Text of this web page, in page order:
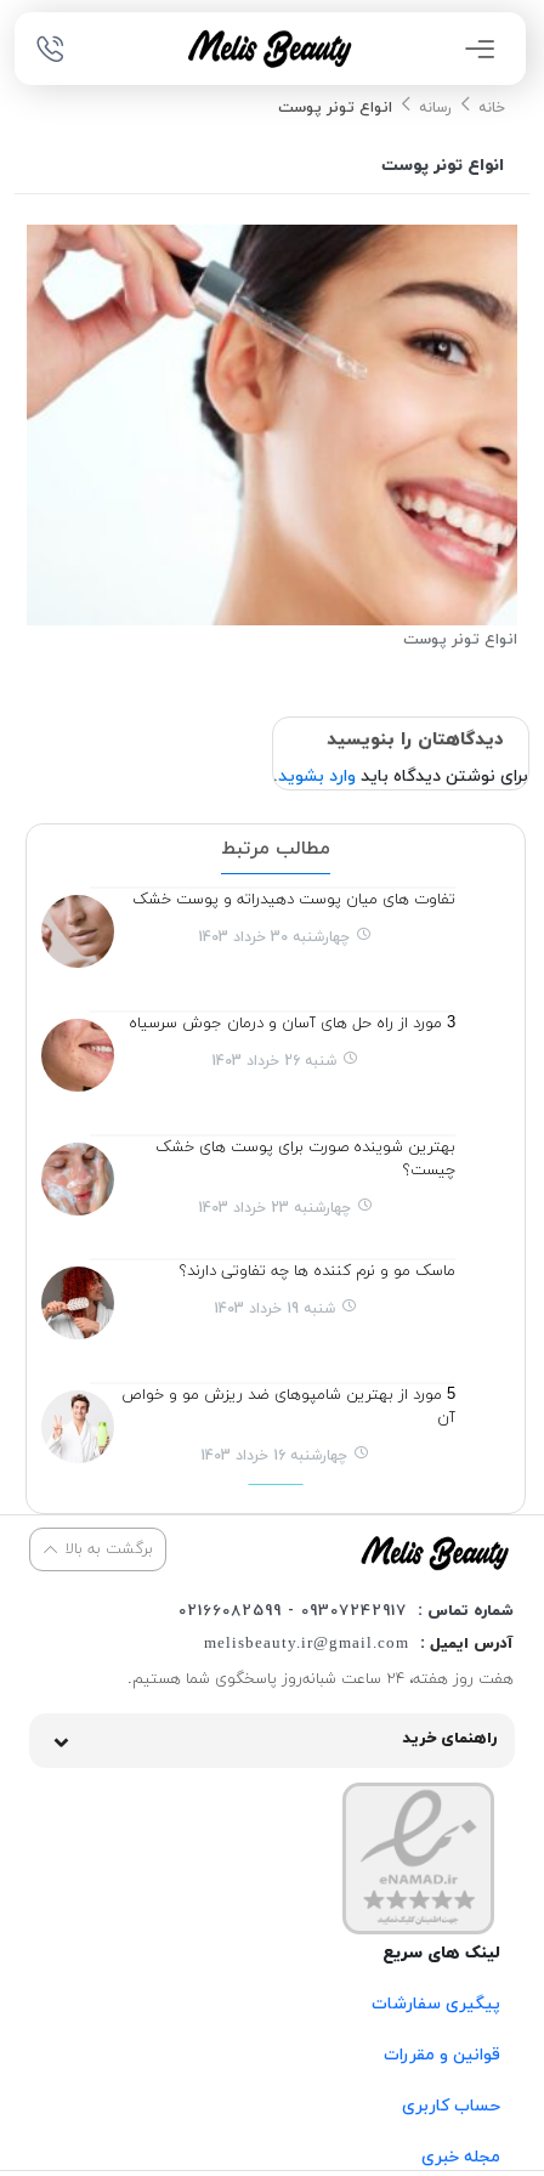
خانه رسانه انواع تونر پوست
انواع تونر پوست
انواع تونر پوست
دیدگاهتان را بنویسید
برای نوشتن دیدگاه باید وارد بشوید.
مطالب مرتبط
تفاوت های میان پوست دهیدراته و پوست خشک
چهارشنبه 30 خرداد 1403
3 مورد از راه حل های آسان و درمان جوش سرسیاه
شنبه 26 خرداد 1403
بهترین شوینده صورت برای پوست های خشک
چیست؟
چهارشنبه 23 خرداد 1403
ماسک مو و نرم کننده ها چه تفاوتی دارند؟
شنبه 19 خرداد 1403
5 مورد از بهترین شامپوهای ضد ریزش مو و خواص
آن
چهارشنبه 16 خرداد 1403
برگشت به بالا
شماره تماس :
09307242917 - 02166082599
آدرس ایمیل :
melisbeauty.ir@gmail.com
هفت روز هفته، ۲۴ ساعت شبانه‌روز پاسخگوی شما هستیم.
راهنمای خرید
لینک های سریع
پیگیری سفارشات
قوانین و مقررات
حساب کاربری
مجله خبری